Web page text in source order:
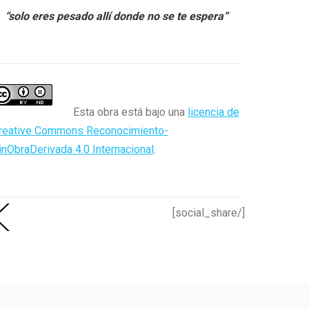
“solo eres pesado allí donde no se te espera”
Esta obra está bajo una licencia de
Commons Reconocimiento-
4.0 Internacional.
[social_share/]